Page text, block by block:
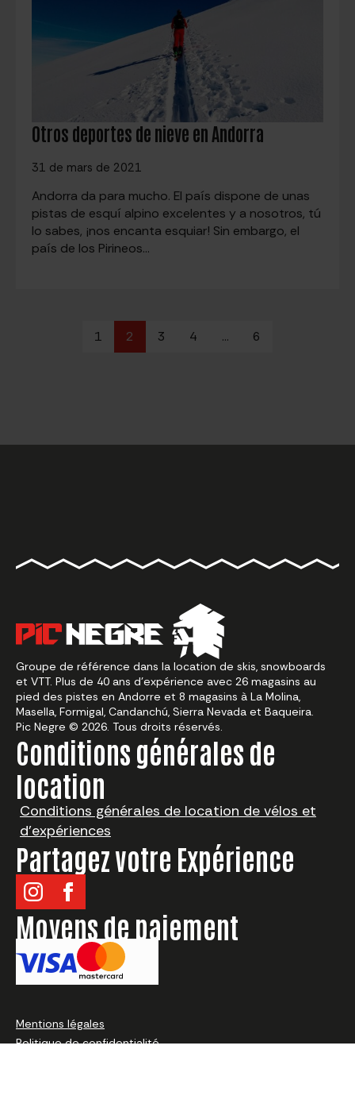
Otros deportes de nieve en Andorra
31 de mars de 2021
Andorra da para mucho. El país dispone de unas
pistas de esquí alpino excelentes y a nosotros, tú
lo sabes, ¡nos encanta esquiar! Sin embargo, el
país de los Pirineos…
1 2 3 4 … 6
Groupe de référence dans la location de skis, snowboards
et VTT. Plus de 40 ans d’expérience avec 26 magasins au
pied des pistes en Andorre et 8 magasins à La Molina,
Masella, Formigal, Candanchú, Sierra Nevada et Baqueira.
Pic Negre © 2026. Tous droits réservés.
Conditions générales de
location
Conditions générales de location de vélos et
d’expériences
Partagez votre Expérience
Moyens de paiement
Mentions légales
Politique de confidentialité
¿Qué quieres alquilar?
Choisir la destination
Elige fecha